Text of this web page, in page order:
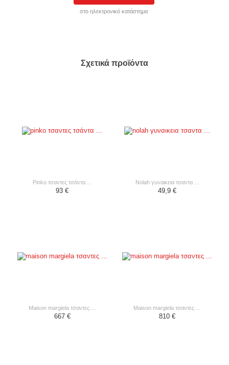
στο ηλεκτρονικό κατάστημα
Σχετικά προϊόντα
pinko τσαντες τσάντα ...
93 €
nolah γυναικεια τσαντα ...
49,9 €
maison margiela τσαντες ...
667 €
maison margiela τσαντες ...
810 €